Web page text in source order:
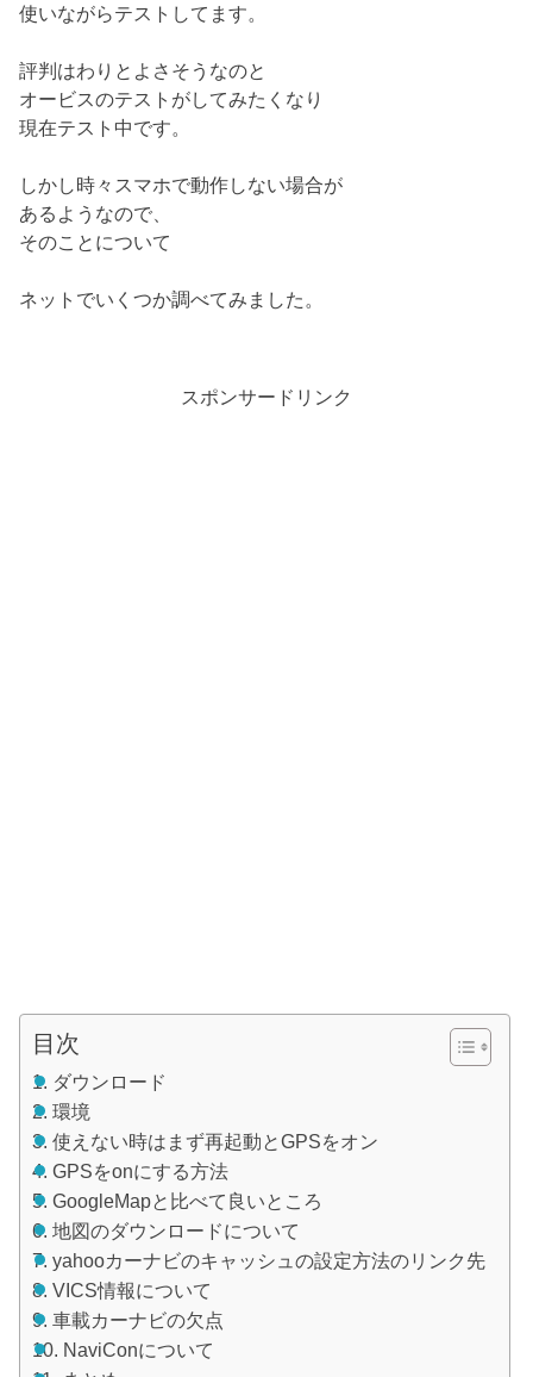
使いながらテストしてます。
評判はわりとよさそうなのと
オービスのテストがしてみたくなり
現在テスト中です。
しかし時々スマホで動作しない場合が
あるようなので、
そのことについて
ネットでいくつか調べてみました。
スポンサードリンク
目次
ダウンロード
環境
使えない時はまず再起動とGPSをオン
GPSをonにする方法
GoogleMapと比べて良いところ
地図のダウンロードについて
yahooカーナビのキャッシュの設定方法のリンク先
VICS情報について
車載カーナビの欠点
NaviConについて